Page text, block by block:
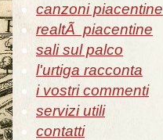
canzoni piacentine
realtÃ piacentine
sali sul palco
l'urtiga racconta
i vostri commenti
servizi utili
contatti